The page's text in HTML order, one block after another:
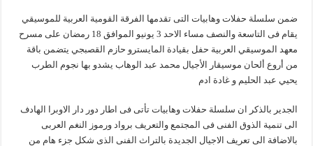
ضمن سلسلة حفلات وهابيات التى تقدمها الفرقة القومية العربية للموسيقي
يقام فى التاسعة والنصف مساء الاحد 3 يونيو الموافق 18 رمضان على مسرح
معهد الموسيقي العربية حفل بقيادة المايسترو حازم القصبجي يتضمن باقة
من أروع ألحان موسيقار الأجيال محمد عبد الوهاب يشدو بها نجوم الطرب
يحيي عبد الحليم و غادة ادم
الجدير بالذكر ان سلسلة حفلات وهابيات تأتى فى اطار دور دار الاوبرا الهادف
الى تنمية الذوق الفنى فى المجتمع والتعريف برواد ورموز النغم العربى
بالاضافة الى تعريف الاجيال الجديدة بالتراث الفنى الذى شكل جزء هام من